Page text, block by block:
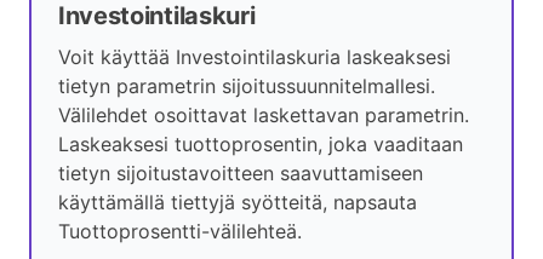
Investointilaskuri
Voit käyttää Investointilaskuria laskeaksesi
tietyn parametrin sijoitussuunnitelmallesi.
Välilehdet osoittavat laskettavan parametrin.
Laskeaksesi tuottoprosentin, joka vaaditaan
tietyn sijoitustavoitteen saavuttamiseen
käyttämällä tiettyjä syötteitä, napsauta
Tuottoprosentti-välilehteä.